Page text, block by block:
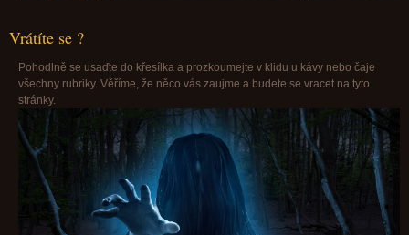
Vrátíte se ?
Pohodlně se usaďte do křesílka a prozkoumejte v klidu u kávy nebo čaje
všechny rubriky. Věříme, že něco vás zaujme a budete se vracet na tyto
stránky.